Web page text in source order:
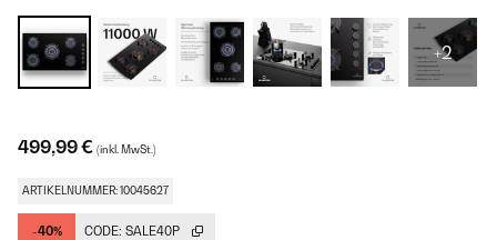
+2
499,99 € (inkl. MwSt.)
ARTIKELNUMMER: 10045627
-40% CODE: SALE40P